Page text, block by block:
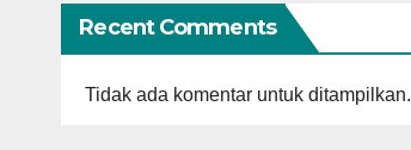
Recent Comments
Tidak ada komentar untuk ditampilkan.